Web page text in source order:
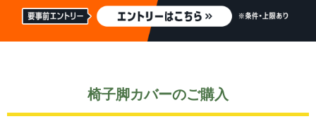
椅子脚カバーのご購入